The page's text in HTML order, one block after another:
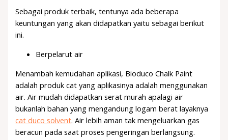
Sebagai produk terbaik, tentunya ada beberapa
keuntungan yang akan didapatkan yaitu sebagai berikut
ini.
Berpelarut air
Menambah kemudahan aplikasi, Bioduco Chalk Paint
adalah produk cat yang aplikasinya adalah menggunakan
air. Air mudah didapatkan serat murah apalagi air
bukanlah bahan yang mengandung logam berat layaknya
cat duco solvent. Air lebih aman tak mengeluarkan gas
beracun pada saat proses pengeringan berlangsung.